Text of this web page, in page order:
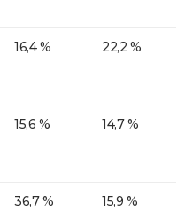
16,4 % 22,2 %
15,6 % 14,7 %
36,7 % 15,9 %